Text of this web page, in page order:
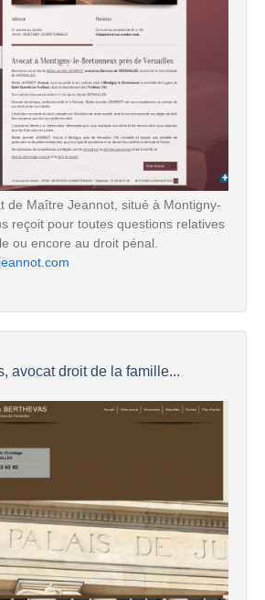
de Maître Jeannot, situé à Montigny-
reçoit pour toutes questions relatives
ou encore au droit pénal.
avocat droit de la famille...